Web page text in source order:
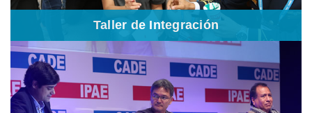
Taller de Integración
Sesiones Temáticas